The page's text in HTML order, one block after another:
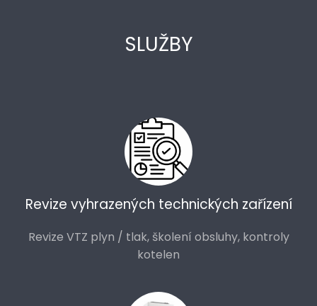
SLUŽBY
Revize vyhrazených technických zařízení
Revize VTZ plyn / tlak, školení obsluhy, kontroly
kotelen